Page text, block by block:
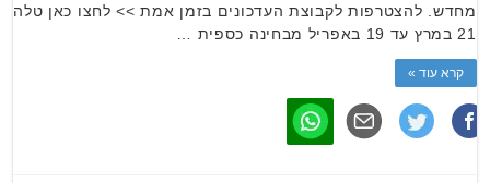
מחדש. להצטרפות לקבוצת העדכונים בזמן אמת >> לחצו כאן טלה
21 במרץ עד 19 באפריל מבחינה כספית …
קרא עוד »